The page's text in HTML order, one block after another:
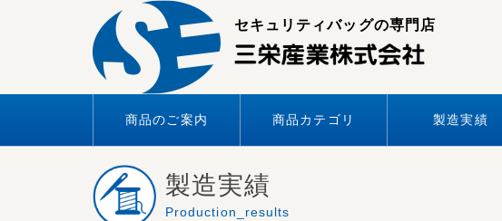
セキュリティバッグの専門店
商品のご案内 商品カテゴリ 製造実績
製造実績
Production_results